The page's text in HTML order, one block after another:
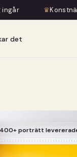
transformation
det
400+ porträtt